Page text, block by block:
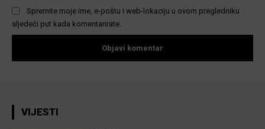
Spremite moje ime, e-poštu i web-lokaciju u ovom pregledniku
sljedeći put kada komentarirate.
VIJESTI